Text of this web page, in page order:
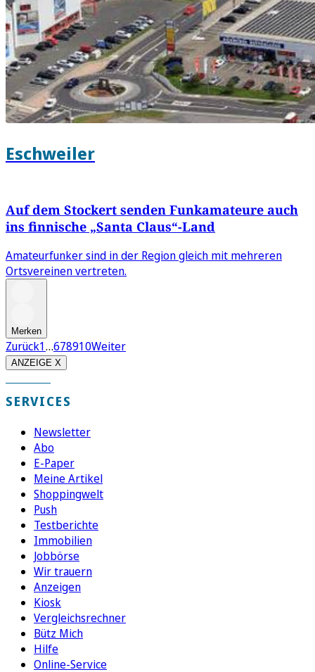
Eschweiler
Auf dem Stockert senden Funkamateure auch
ins finnische „Santa Claus“-Land
Amateurfunker sind in der Region gleich mit mehreren
Ortsvereinen vertreten.
Merken
Zurück1…678910Weiter
ANZEIGE X
SERVICES
Newsletter
Abo
E-Paper
Meine Artikel
Shoppingwelt
Push
Testberichte
Immobilien
Jobbörse
Wir trauern
Anzeigen
Kiosk
Vergleichsrechner
Bütz Mich
Hilfe
Online-Service